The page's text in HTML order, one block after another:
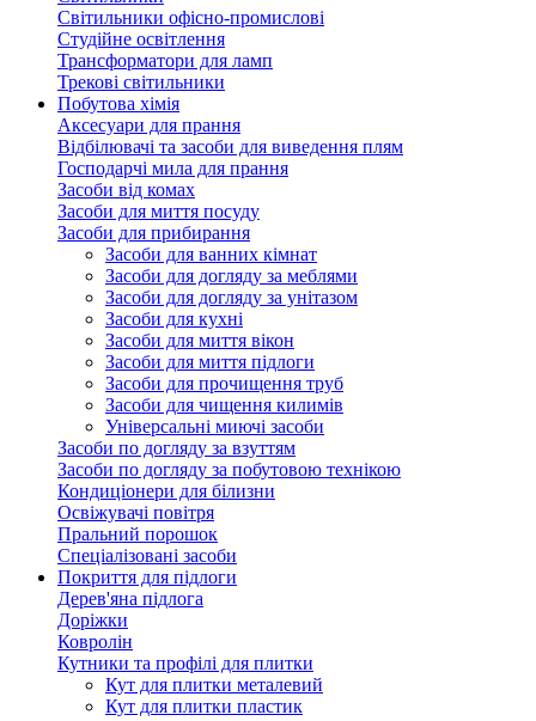
Світильники офісно-промислові
Студійне освітлення
Трансформатори для ламп
Трекові світильники
Побутова хімія
Аксесуари для прання
Відбілювачі та засоби для виведення плям
Господарчі мила для прання
Засоби від комах
Засоби для миття посуду
Засоби для прибирання
Засоби для ванних кімнат
Засоби для догляду за меблями
Засоби для догляду за унітазом
Засоби для кухні
Засоби для миття вікон
Засоби для миття підлоги
Засоби для прочищення труб
Засоби для чищення килимів
Універсальні миючі засоби
Засоби по догляду за взуттям
Засоби по догляду за побутовою технікою
Кондиціонери для білизни
Освіжувачі повітря
Пральний порошок
Спеціалізовані засоби
Покриття для підлоги
Дерев'яна підлога
Доріжки
Ковролін
Кутники та профілі для плитки
Кут для плитки металевий
Кут для плитки пластик